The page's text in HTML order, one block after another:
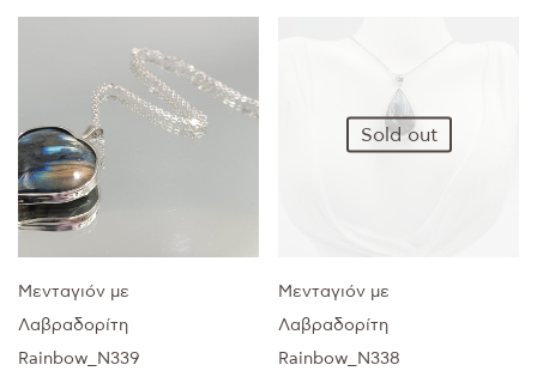
Μενταγιόν με
Λαβραδορίτη
Rainbow_Ν339
Sold out
Μενταγιόν με
Λαβραδορίτη
Rainbow_Ν338